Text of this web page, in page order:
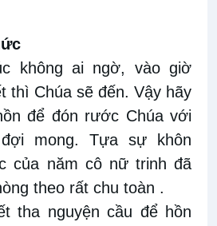
không ai ngờ, vào giờ
thì Chúa sẽ đến. Vậy hãy
để đón rước Chúa với
mong. Tựa sự khôn
của năm cô nữ trinh đã
theo rất chu toàn .
tha nguyện cầu để hồn